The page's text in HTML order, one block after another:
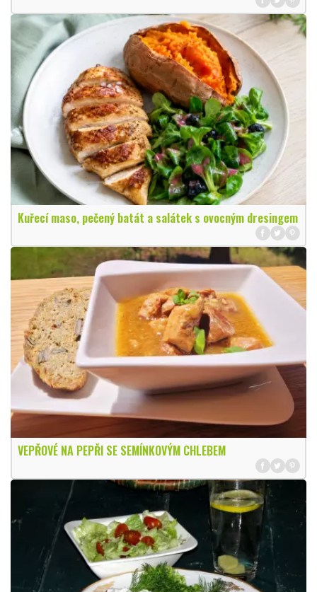
Kuřecí maso, pečený batát a salátek s ovocným dresingem
VEPŘOVÉ NA PEPŘI SE SEMÍNKOVÝM CHLEBEM